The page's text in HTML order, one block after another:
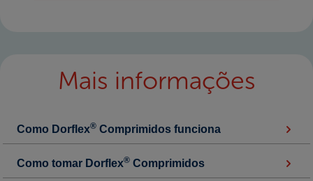
Mais informações
Como Dorflex® Comprimidos funciona
Como tomar Dorflex® Comprimidos